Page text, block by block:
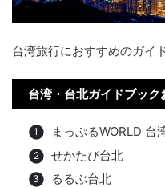
台湾旅行におすすめのガイ
台湾・台北ガイドブッ
まっぷるWORLD 台
せかたび台北
るるぶ台北